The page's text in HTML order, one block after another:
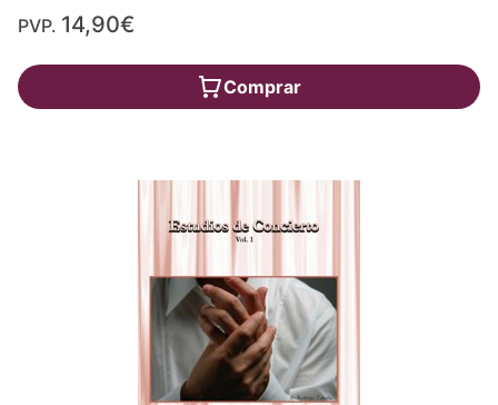
PVP. 14,90€
Comprar